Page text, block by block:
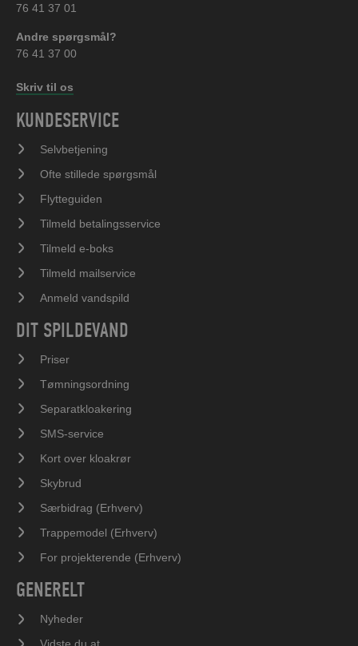
76 41 37 01
Andre spørgsmål?
76 41 37 00
Skriv til os
KUNDESERVICE
Selvbetjening
Ofte stillede spørgsmål
Flytteguiden
Tilmeld betalingsservice
Tilmeld e-boks
Tilmeld mailservice
Anmeld vandspild
DIT SPILDEVAND
Priser
Tømningsordning
Separatkloakering
SMS-service
Kort over kloakrør
Skybrud
Særbidrag (Erhverv)
Trappemodel (Erhverv)
For projekterende (Erhverv)
GENERELT
Nyheder